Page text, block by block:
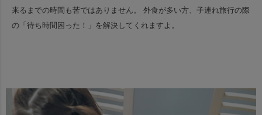
来るまでの時間も苦ではありません。
外食が多い方、子連れ旅行の際
の「待ち時間困った！」を解決してくれますよ。